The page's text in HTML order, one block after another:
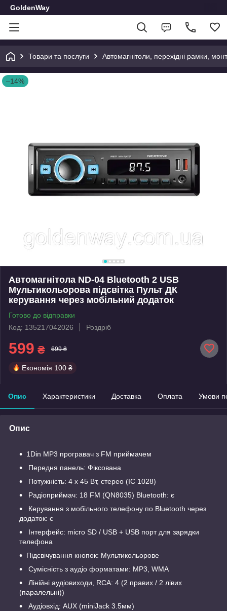
GoldenWay
Товари та послуги Автомагнітоли, перехідні рамки,
–14%
Автомагнітола ND-04 Bluetooth 2 USB
Мультикольорова підсвітка Пульт ДК
керування через мобільний додаток
Готово до відправки
Код: 135217042026
Роздріб
599 ₴ 699 ₴
Економія 100 ₴
Опис Характеристики Доставка Оплата Умови
Опис
1Din MP3 програвач з FM приймачем
Передня панель: Фіксована
Потужність: 4 х 45 Вт, стерео (IC 1028)
Радіоприймач: 18 FM (QN8035) Bluetooth: є
Керування з мобільного телефону по Bluetooth через
додаток: є
Інтерфейс: micro SD / USB + USB порт для зарядки
телефона
Підсвічування кнопок: Мультикольорове
Сумісність з аудіо форматами: MP3, WMA
Лінійні аудіовиходи, RCA: 4 (2 правих / 2 лівих
(паралельні))
Аудіовхід: AUX (miniJack 3.5мм)